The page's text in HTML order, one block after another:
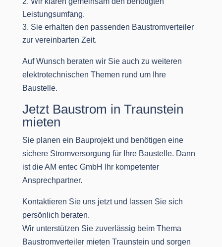
Leistungsumfang.
Sie erhalten den passenden Baustromverteiler
zur vereinbarten Zeit.
Auf Wunsch beraten wir Sie auch zu weiteren
elektrotechnischen Themen rund um Ihre
Baustelle.
Jetzt Baustrom in Traunstein
mieten
Sie planen ein Bauprojekt und benötigen eine
sichere Stromversorgung für Ihre Baustelle. Dann
ist die AM entec GmbH Ihr kompetenter
Ansprechpartner.
Kontaktieren Sie uns jetzt und lassen Sie sich
persönlich beraten.
Wir unterstützen Sie zuverlässig beim Thema
Baustromverteiler mieten Traunstein und sorgen